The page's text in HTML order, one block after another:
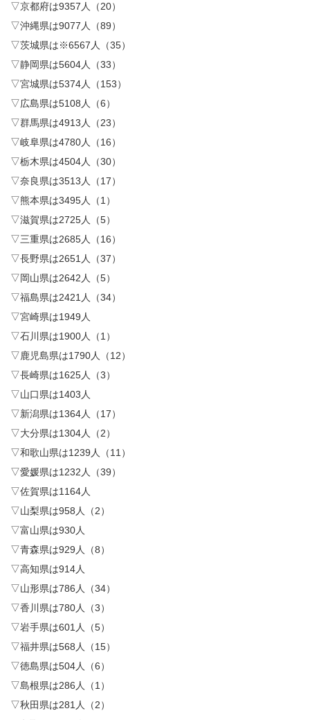
▽京都府は9357人（20）
▽沖縄県は9077人（89）
▽茨城県は※6567人（35）
▽静岡県は5604人（33）
▽宮城県は5374人（153）
▽広島県は5108人（6）
▽群馬県は4913人（23）
▽岐阜県は4780人（16）
▽栃木県は4504人（30）
▽奈良県は3513人（17）
▽熊本県は3495人（1）
▽滋賀県は2725人（5）
▽三重県は2685人（16）
▽長野県は2651人（37）
▽岡山県は2642人（5）
▽福島県は2421人（34）
▽宮崎県は1949人
▽石川県は1900人（1）
▽鹿児島県は1790人（12）
▽長崎県は1625人（3）
▽山口県は1403人
▽新潟県は1364人（17）
▽大分県は1304人（2）
▽和歌山県は1239人（11）
▽愛媛県は1232人（39）
▽佐賀県は1164人
▽山梨県は958人（2）
▽富山県は930人
▽青森県は929人（8）
▽高知県は914人
▽山形県は786人（34）
▽香川県は780人（3）
▽岩手県は601人（5）
▽福井県は568人（15）
▽徳島県は504人（6）
▽島根県は286人（1）
▽秋田県は281人（2）